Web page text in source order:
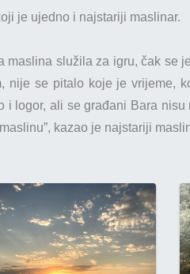
je ujedno i najstariji maslinar.
služila za igru, čak se
nije se pitalo koje je vrijeme,
logor, ali se građani Bara
kazao je najstariji